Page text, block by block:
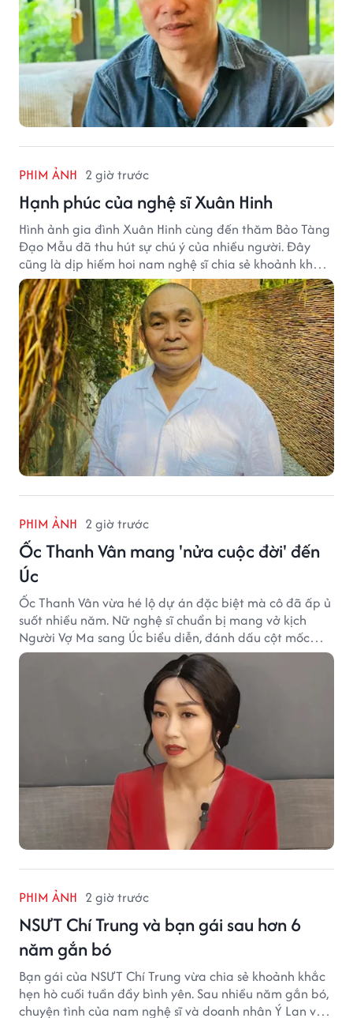
PHIM ẢNH 2 giờ trước
Hạnh phúc của nghệ sĩ Xuân Hinh
Hình ảnh gia đình Xuân Hinh cùng đến thăm Bảo Tàng
Đạo Mẫu đã thu hút sự chú ý của nhiều người. Đây
cũng là dịp hiếm hoi nam nghệ sĩ chia sẻ khoảnh khắc
sum họp bên người thân tại công trình văn hóa tâm
huyết của mình.
PHIM ẢNH 2 giờ trước
Ốc Thanh Vân mang 'nửa cuộc đời' đến
Úc
Ốc Thanh Vân vừa hé lộ dự án đặc biệt mà cô đã ấp ủ
suốt nhiều năm. Nữ nghệ sĩ chuẩn bị mang vở kịch
Người Vợ Ma sang Úc biểu diễn, đánh dấu cột mốc
đáng nhớ trong hành trình làm nghề.
PHIM ẢNH 2 giờ trước
NSƯT Chí Trung và bạn gái sau hơn 6
năm gắn bó
Bạn gái của NSƯT Chí Trung vừa chia sẻ khoảnh khắc
hẹn hò cuối tuần đầy bình yên. Sau nhiều năm gắn bó,
chuyện tình của nam nghệ sĩ và doanh nhân Ý Lan vẫn